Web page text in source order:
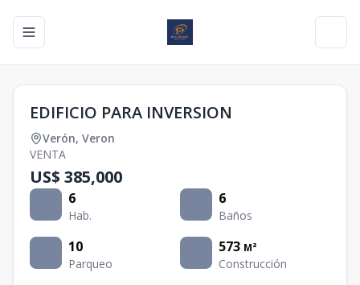
Toggle navigation menu
EDIFICIO PARA INVERSION
Verón, Veron
VENTA
US$ 385,000
6
Hab.
6
Baños
10
Parqueo
573 M²
Construcción